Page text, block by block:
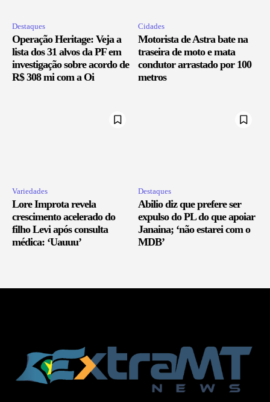
Destaques
Operação Heritage: Veja a
lista dos 31 alvos da PF em
investigação sobre acordo de
R$ 308 mi com a Oi
Cidades
Motorista de Astra bate na
traseira de moto e mata
condutor arrastado por 100
metros
Variedades
Lore Improta revela
crescimento acelerado do
filho Levi após consulta
médica: ‘Uauuu’
Destaques
Abilio diz que prefere ser
expulso do PL do que apoiar
Janaina; ‘não estarei com o
MDB’